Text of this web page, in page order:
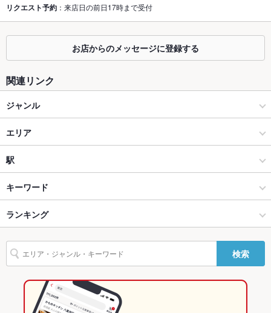
掘りごたつ なし
カウンター あり
ソファー なし
テラス席
貸切
設備
Wi-Fi
ー
駐車場
その他設備 －
その他
飲み放題 なし
食べ放題 なし
リクエスト予約 ：来店日の前日17時まで受付
お店からのメッセージに登録する
関連リンク
ジャンル
バー・カクテル
ダーツバー・スポーツバー
青梅・昭島・小作・青梅線沿線 × バー・カクテル
青梅・昭島・小作・青梅線沿線 × ダーツバー・スポーツバー
河辺駅 × バー・カクテル
河辺駅 × ダーツバー・スポーツバー
エリア
河辺
河辺 × バー・カクテル
河辺 × ダーツバー・スポーツバー
東京
東京 × バー・カクテル
東京 × ダーツバー・スポーツバー
駅
河辺駅
キーワード
からあげ
ランキング
東京のグルメランキング
東京のバー・カクテルランキング
東京のダーツバー・スポーツバーランキング
検索